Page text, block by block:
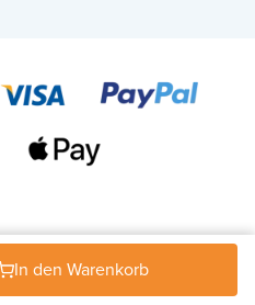
In den Warenkorb
BE0627.861.895-AGB Widerrufsrecht